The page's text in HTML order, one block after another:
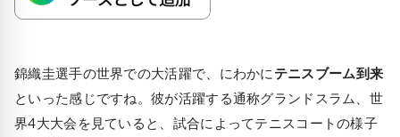
錦織圭選手の世界での大活躍で、にわかに テニスブーム到来
といった感じですね。彼が活躍する通称グランドスラム、世
界4大大会を見ていると、試合によってテニスコートの様子